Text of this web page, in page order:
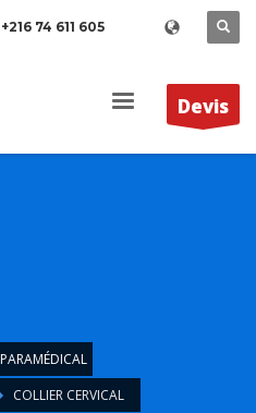
+216 74 611 605
Devis
PARAMÉDICAL
COLLIER CERVICAL